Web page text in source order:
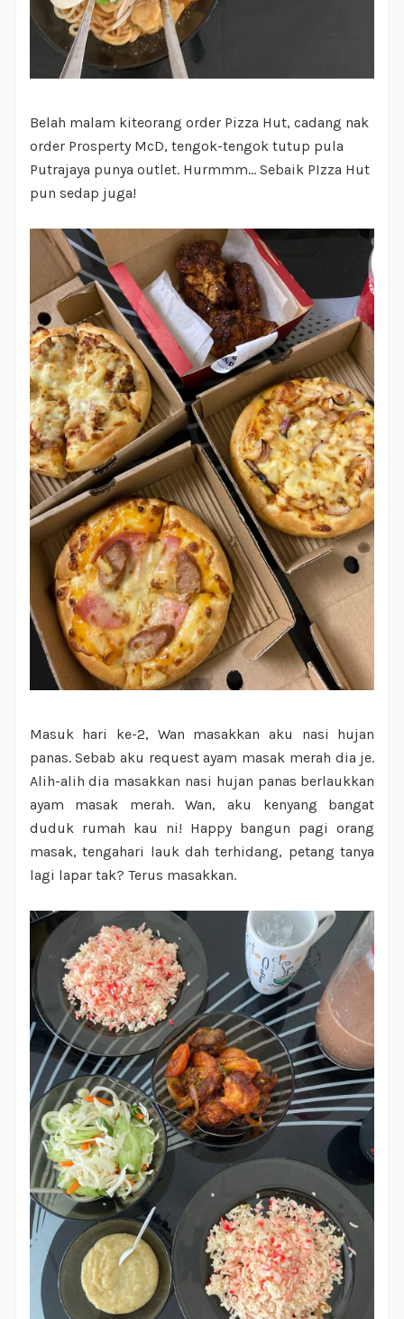
Belah malam kiteorang order Pizza Hut, cadang nak
order Prosperty McD, tengok-tengok tutup pula
Putrajaya punya outlet. Hurmmm... Sebaik PIzza Hut
pun sedap juga!
Masuk hari ke-2, Wan masakkan aku nasi hujan
panas. Sebab aku request ayam masak merah dia je.
Alih-alih dia masakkan nasi hujan panas berlaukkan
ayam masak merah. Wan, aku kenyang bangat
duduk rumah kau ni! Happy bangun pagi orang
masak, tengahari lauk dah terhidang, petang tanya
lagi lapar tak? Terus masakkan.